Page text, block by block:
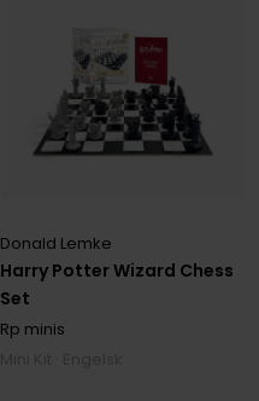
Harry Potter Wizard Chess
Set
Donald Lemke
Rp minis